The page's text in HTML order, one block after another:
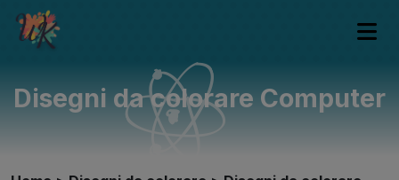
Disegni da colorare Computer